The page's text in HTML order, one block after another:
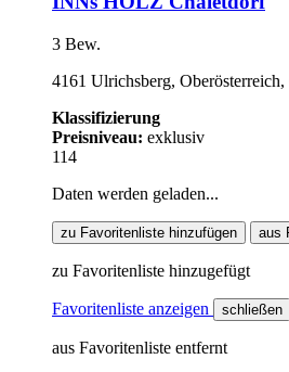
3 Bew.
4161 Ulrichsberg, Oberösterreich,
Klassifizierung
Preisniveau: exklusiv
114
Daten werden geladen...
zu Favoritenliste hinzufügen aus
zu Favoritenliste hinzugefügt
Favoritenliste anzeigen schließen
aus Favoritenliste entfernt